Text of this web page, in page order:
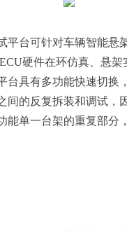
平台可针对车辆智能悬
硬件在环仿真、悬
台具有多功能快速切换
间的反复拆装和调试，
能单一台架的重复部分